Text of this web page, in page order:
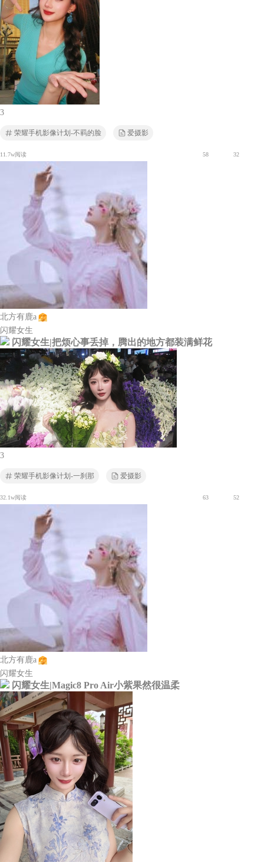
3
荣耀手机影像计划-不羁的脸 爱摄影
11.7w阅读 58 32
北方有鹿a
闪耀女生
闪耀女生|把烦心事丢掉，腾出的地方都装满鲜花
3
荣耀手机影像计划-一刹那 爱摄影
32.1w阅读 63 52
北方有鹿a
闪耀女生
闪耀女生|Magic8 Pro Air小紫果然很温柔